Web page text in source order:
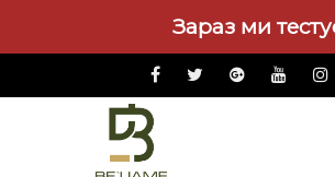
Зараз ми
Жінкам Светри